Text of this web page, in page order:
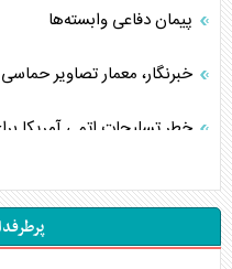
پیمان دفاعی‌ وابسته‌ها
خبرنگار، معمار تصاویر
خطر تسلیحات اتمی آمریکا
چگونه عربستان برابر ایران
جاده ابریشم فضایی/ نفوذ